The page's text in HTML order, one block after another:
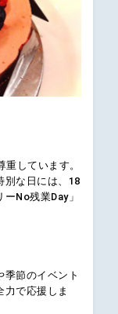
しています。
別な日には、18
No残業Day」
節のイベント
で応援しま